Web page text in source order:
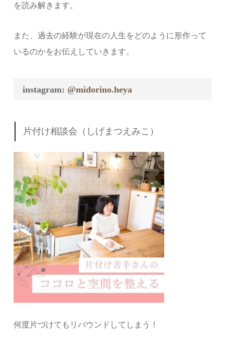
を読み解きます。
また、過去の経験が現在の人生をどのように形作って
いるのかをお伝えしていきます。
instagram: @midorino.heya
片付け相談会（しげまつえみこ）
何度片づけてもリバウンドしてしまう！